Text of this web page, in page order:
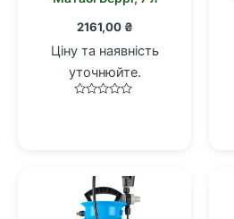
2161,00 ₴
Ціну та наявність
уточнюйте.